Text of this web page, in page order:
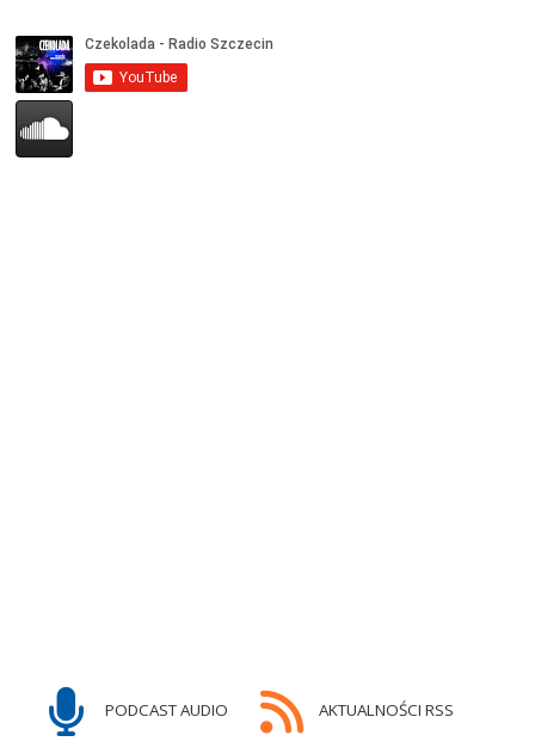
PODCAST AUDIO AKTUALNOŚCI RSS